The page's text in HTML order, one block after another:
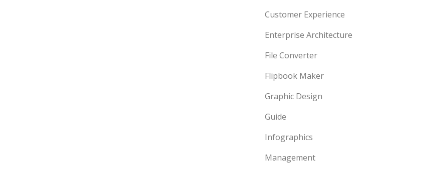
Customer Experience
Enterprise Architecture
File Converter
Flipbook Maker
Graphic Design
Guide
Infographics
Management